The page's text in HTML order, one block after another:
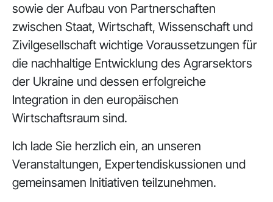
sowie der Aufbau von Partnerschaften
zwischen Staat, Wirtschaft, Wissenschaft und
Zivilgesellschaft wichtige Voraussetzungen für
die nachhaltige Entwicklung des Agrarsektors
der Ukraine und dessen erfolgreiche
Integration in den europäischen
Wirtschaftsraum sind.
Ich lade Sie herzlich ein, an unseren
Veranstaltungen, Expertendiskussionen und
gemeinsamen Initiativen teilzunehmen.